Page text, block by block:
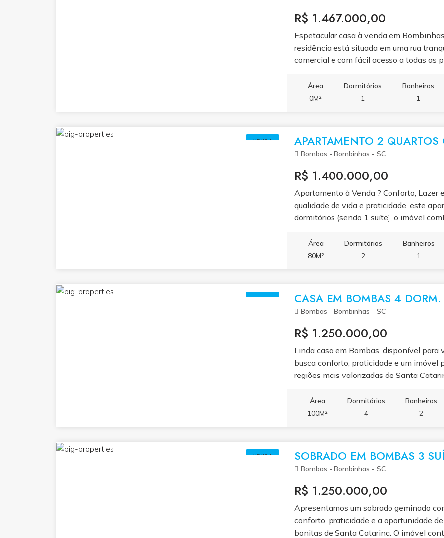
fechamento em sistema Reiki, perfeita
momentos de lazer. Já a sacada
piscina privativa, um espaço exclusivo
de Bombinhas. Além de todo esse
garagem privativas, proporcionando
equilíbrio perfeito entre sofisticação e
próximo ao mar e a comércios locais, é
R$ 1.467.000,00
Espetacular casa à venda em
residência está situada em uma rua
comercial e com fácil acesso a todas as
churrasqueira perfeito para receber
quintal e todo o conforto que sua família
Área
0M²
Dormitórios
1
Banheiros
1
VENDA APARTAMENTO 2
Bombas - Bombinhas - SC
R$ 1.400.000,00
Apartamento à Venda ? Conforto, Lazer
qualidade de vida e praticidade, este
dormitórios (sendo 1 suíte), o imóvel
Catarina. Localizado em condomínio
salão de festas e áreas de lazer
Área
80M²
Dormitórios
2
Banheiros
1
VENDA CASA EM BOMBAS 4
Bombas - Bombinhas - SC
R$ 1.250.000,00
Linda casa em Bombas, disponível para
busca conforto, praticidade e um imóvel
regiões mais valorizadas de Santa
cozinha espaçosa e funcional, sala de
independente. Todos os ambientes são
excelente oportunidade.
Área
100M²
Dormitórios
4
Banheiros
2
VENDA SOBRADO EM BOMBAS 3
Bombas - Bombinhas - SC
R$ 1.250.000,00
Apresentamos um sobrado geminado
conforto, praticidade e a oportunidade
bonitas de Santa Catarina. O imóvel